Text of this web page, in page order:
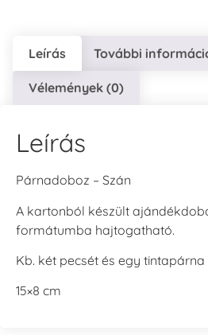
Leírás További
Vélemények (0)
Leírás
Párnadoboz – Szán
A kartonból készült
formátumba hajtogatható.
Kb. két pecsét és egy
15×8 cm